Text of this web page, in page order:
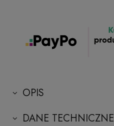
OPIS
DANE TECHNICZNE